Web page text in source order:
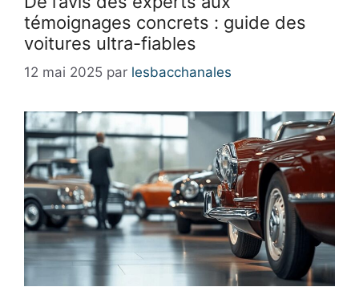
témoignages concrets : guide des
voitures ultra-fiables
12 mai 2025 par lesbacchanales